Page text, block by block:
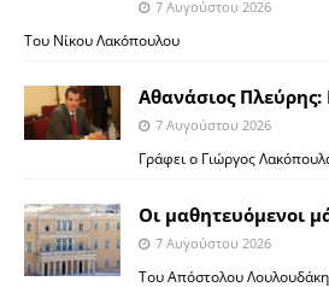
7 Αυγούστου 2026
Του Νίκου Λακόπουλου
Αθανάσιος
7 Αυγούστου 2026
Γράφει ο Γιώργος
Οι μαθητευόμενοι
7 Αυγούστου 2026
Του Απόστολου Λουλουδάκη